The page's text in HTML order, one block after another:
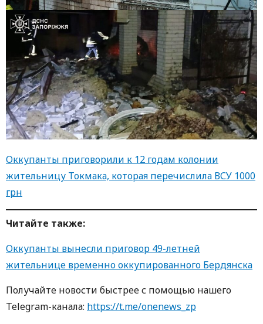
Оккупанты приговорили к 12 годам колонии
жительницу Токмака, которая перечислила ВСУ 1000
грн
Читайте также:
Оккупанты вынесли приговор 49-летней
жительнице временно оккупированного Бердянска
Получайте новости быстрее с помощью нашего
Telegram-канала: https://t.me/onenews_zp